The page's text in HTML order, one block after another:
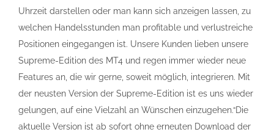
Uhrzeit darstellen oder man kann sich anzeigen lassen, zu
welchen Handelsstunden man profitable und verlustreiche
Positionen eingegangen ist. Unsere Kunden lieben unsere
Supreme-Edition des MT4 und regen immer wieder neue
Features an, die wir gerne, soweit möglich, integrieren. Mit
der neusten Version der Supreme-Edition ist es uns wieder
gelungen, auf eine Vielzahl an Wünschen einzugehen.“Die
aktuelle Version ist ab sofort ohne erneuten Download der